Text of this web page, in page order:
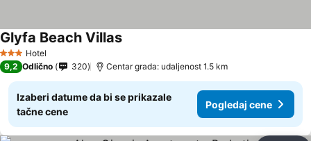
3 Zvezdice
Hotel
Glyfa Beach VillasPogledaj cene
9,2 Odlično 320 Centar grada: udaljenost 1.5 km
Izaberi datume da bi se prikazale
tačne cene
Pogledaj cene